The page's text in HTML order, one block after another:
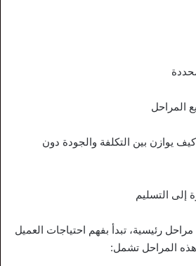
المراحل
يوازن بين التكلفة والجودة دون
إلى التسليم
رئيسية، تبدأ بفهم احتياجات العميل
هذه المراحل تشمل: